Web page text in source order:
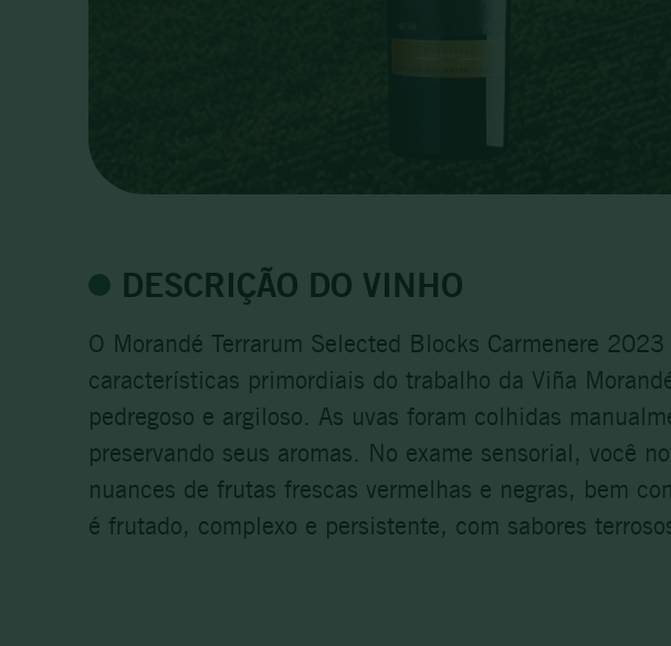
DESCRIÇÃO DO VINHO
O Morandé Terrarum Selected Blocks Carmenere
características primordiais do trabalho da Viña
pedregoso e argiloso. As uvas foram colhidas
preservando seus aromas. No exame sensorial, você
nuances de frutas frescas vermelhas e negras, bem
é frutado, complexo e persistente, com sabores